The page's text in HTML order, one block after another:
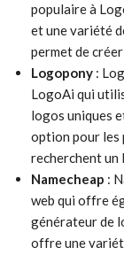
populaire à
et une variété
permet de
Logopony :
LogoAi qui
logos uniques
option pour les
recherchent un
Namecheap :
web qui offre
générateur de
offre une